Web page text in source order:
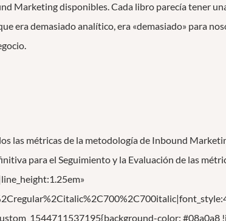
Marketing disponibles. Cada libro parecía tener
era demasiado analítico, era «demasiado» para
las métricas de la metodología de Inbound
para el Seguimiento y la Evaluación de las
color: #08a0a8